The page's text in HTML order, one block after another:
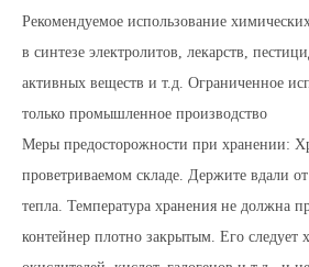
Рекомендуемое использование
в синтезе электролитов, лекарств,
активных веществ и т.д. Ограниченное
только промышленное производство
Меры предосторожности при хранении:
проветриваемом складе. Держите вдали
тепла. Температура хранения не должна
контейнер плотно закрытым. Его следует